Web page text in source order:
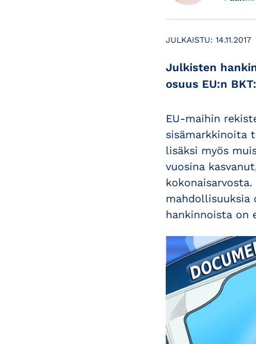
JULKAISTU: 14.11.2017
Julkisten
osuus EU:n
EU-maihin
sisämarkkinoita
lisäksi myös
vuosina
mahdollisuuksia
hankinnoista on